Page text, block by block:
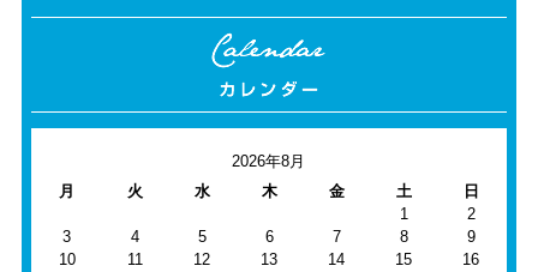
2026年8月
月
火 水 木 金 土
日
1
2
3
4 5 6 7 8
9
10
11 12 13 14 15
16